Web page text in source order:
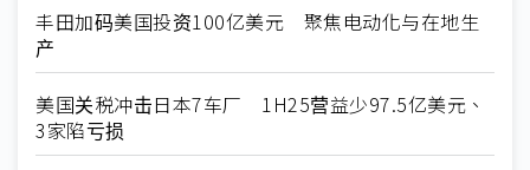
丰田加码美国投资100亿美元 聚焦电动化与在地生
产
美国关税冲击日本7车厂 1H25营益少97.5亿美元、
3家陷亏损